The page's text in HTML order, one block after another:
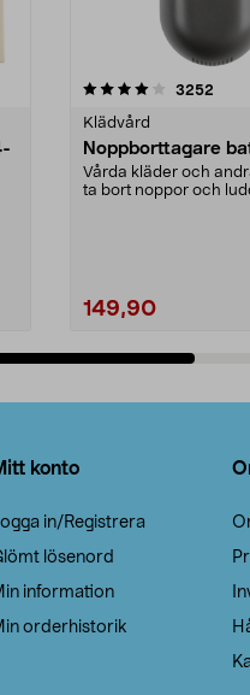
3252
Klädvård
Noppborttagare
Vårda kläder och
ta bort noppor och
149,90
4.5av 5
konto
in/Registrera
lösenord
information
orderhistorik